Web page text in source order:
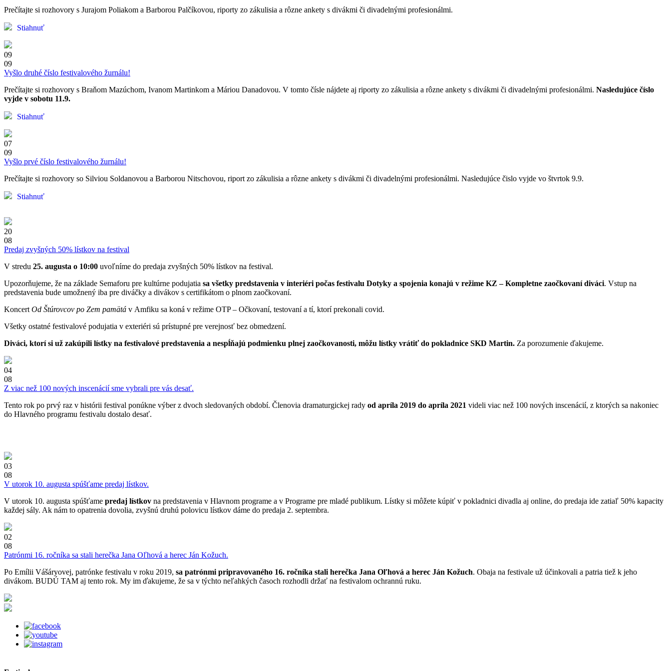
Prečítajte si rozhovory s Jurajom Poliakom a Barborou Palčíkovou, riporty zo zákulisia a rôzne ankety s divákmi či divadelnými profesionálmi.
Stiahnuť
09
09
Vyšlo druhé číslo festivalového žurnálu!
Prečítajte si rozhovory s Braňom Mazúchom, Ivanom Martinkom a Máriou Danadovou. V tomto čísle nájdete aj riporty zo zákulisia a rôzne ankety s divákmi či divadelnými profesionálmi. Nasledujúce číslo
vyjde v sobotu 11.9.
Stiahnuť
07
09
Vyšlo prvé číslo festivalového žurnálu!
Prečítajte si rozhovory so Silviou Soldanovou a Barborou Nitschovou, riport zo zákulisia a rôzne ankety s divákmi či divadelnými profesionálmi. Nasledujúce čislo vyjde vo štvrtok 9.9.
Stiahnuť
20
08
Predaj zvyšných 50% lístkov na festival
V stredu 25. augusta o 10:00 uvoľníme do predaja zvyšných 50% lístkov na festival.
Upozorňujeme, že na základe Semaforu pre kultúrne podujatia sa všetky predstavenia v interiéri počas festivalu Dotyky a spojenia konajú v režime KZ – Kompletne zaočkovaní diváci. Vstup na
predstavenia bude umožnený iba pre diváčky a divákov s certifikátom o plnom zaočkovaní.
Koncert Od Štúrovcov po Zem pamätá v Amfiku sa koná v režime OTP – Očkovaní, testovaní a tí, ktorí prekonali covid.
Všetky ostatné festivalové podujatia v exteriéri sú prístupné pre verejnosť bez obmedzení.
Diváci, ktorí si už zakúpili lístky na festivalové predstavenia a nespĺňajú podmienku plnej zaočkovanosti, môžu lístky vrátiť do pokladnice SKD Martin. Za porozumenie ďakujeme.
04
08
Z viac než 100 nových inscenácií sme vybrali pre vás desať.
Tento rok po prvý raz v histórii festival ponúkne výber z dvoch sledovaných období. Členovia dramaturgickej rady od apríla 2019 do apríla 2021 videli viac než 100 nových inscenácií, z ktorých sa nakoniec
do Hlavného programu festivalu dostalo desať.
03
08
V utorok 10. augusta spúšťame predaj lístkov.
V utorok 10. augusta spúšťame predaj lístkov na predstavenia v Hlavnom programe a v Programe pre mladé publikum. Lístky si môžete kúpiť v pokladnici divadla aj online, do predaja ide zatiaľ 50% kapacity
každej sály. Ak nám to opatrenia dovolia, zvyšnú druhú polovicu lístkov dáme do predaja 2. septembra.
02
08
Patrónmi 16. ročníka sa stali herečka Jana Oľhová a herec Ján Kožuch.
Po Emílii Vášáryovej, patrónke festivalu v roku 2019, sa patrónmi pripravovaného 16. ročníka stali herečka Jana Oľhová a herec Ján Kožuch. Obaja na festivale už účinkovali a patria tiež k jeho
divákom. BUDÚ TAM aj tento rok. My im ďakujeme, že sa v týchto neľahkých časoch rozhodli držať na festivalom ochrannú ruku.